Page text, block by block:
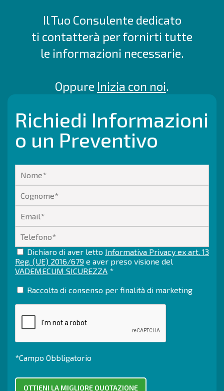
Il Tuo Consulente dedicato
ti contatterà per fornirti tutte
le informazioni necessarie.
Oppure Inizia con noi.
Richiedi Informazioni
o un Preventivo
Dichiaro di aver letto Informativa Privacy ex art. 13
Reg. (UE) 2016/679 e aver preso visione del
VADEMECUM SICUREZZA *
Raccolta di consenso per finalità di marketing
*Campo Obbligatorio